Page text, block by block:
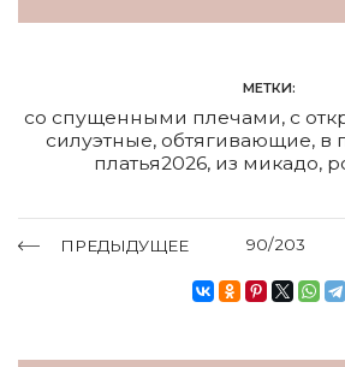
МЕТКИ:
со спущенными плечами, с
силуэтные, обтягивающие, в
платья2026, из микадо,
ПРЕДЫДУЩЕЕ 90/203